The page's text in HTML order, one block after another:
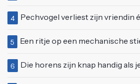
4 Pechvogel verliest zijn vriendin én auto
5 Een ritje op een mechanische stier is een
6 Die horens zijn knap handig als